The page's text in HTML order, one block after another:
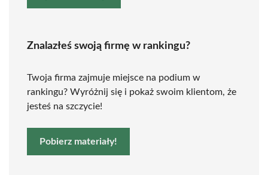
Znalazłeś swoją firmę w rankingu?
Twoja firma zajmuje miejsce na podium w
rankingu? Wyróżnij się i pokaż swoim klientom, że
jesteś na szczycie!
Pobierz materiały!